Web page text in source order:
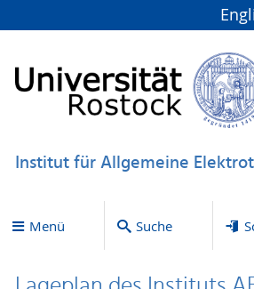
Institut für Allgemeine
Menü Suche